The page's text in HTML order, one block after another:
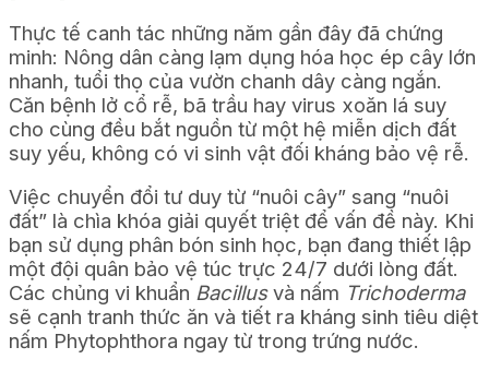
Thực tế canh tác những năm gần đây đã chứng
minh: Nông dân càng lạm dụng hóa học ép cây lớn
nhanh, tuổi thọ của vườn chanh dây càng ngắn.
Căn bệnh lở cổ rễ, bã trầu hay virus xoăn lá suy
cho cùng đều bắt nguồn từ một hệ miễn dịch đất
suy yếu, không có vi sinh vật đối kháng bảo vệ rễ.
Việc chuyển đổi tư duy từ “nuôi cây” sang “nuôi
đất” là chìa khóa giải quyết triệt để vấn đề này. Khi
bạn sử dụng phân bón sinh học, bạn đang thiết lập
một đội quân bảo vệ túc trực 24/7 dưới lòng đất.
Các chủng vi khuẩn Bacillusvà nấm Trichoderma
sẽ cạnh tranh thức ăn và tiết ra kháng sinh tiêu diệt
nấm Phytophthora ngay từ trong trứng nước.